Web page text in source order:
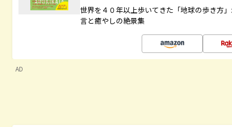
世界を４０年以上歩いてきた「地球の歩き方
言と癒やしの絶景集
AD